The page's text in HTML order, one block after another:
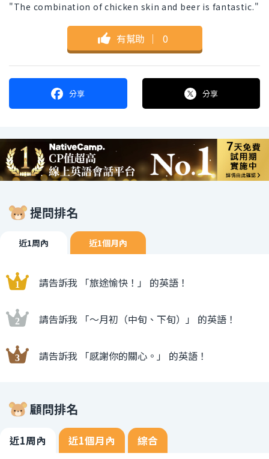
"The combination of chicken skin and beer is fantastic."
有幫助 ｜ 0
分享 分享
提問排名
近1周內 近1個月內
請告訴我 「旅途愉快！」 的英語！
請告訴我 「〜月初（中旬、下旬）」 的英語！
請告訴我 「感謝你的關心。」 的英語！
顧問排名
近1周內 近1個月內 綜合